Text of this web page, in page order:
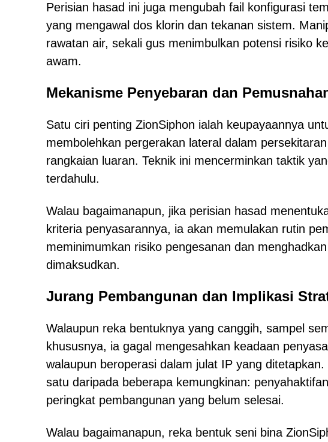
Perisian hasad ini juga mengubah fail konfigurasi
yang mengawal dos klorin dan tekanan sistem.
rawatan air, sekali gus menimbulkan potensi risiko
awam.
Mekanisme Penyebaran dan
Satu ciri penting ZionSiphon ialah keupayaannya
membolehkan pergerakan lateral dalam
rangkaian luaran. Teknik ini mencerminkan taktik
terdahulu.
Walau bagaimanapun, jika perisian hasad
kriteria penyasarannya, ia akan memulakan rutin
meminimumkan risiko pengesanan dan
dimaksudkan.
Jurang Pembangunan dan Implikasi
Walaupun reka bentuknya yang canggih, sampel
khususnya, ia gagal mengesahkan keadaan
walaupun beroperasi dalam julat IP yang
satu daripada beberapa kemungkinan:
peringkat pembangunan yang belum selesai.
Walau bagaimanapun, reka bentuk seni bina